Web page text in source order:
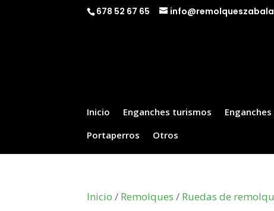
678 52 67 65
Inicio Enganches turismos
Portaperros
Otros
Inicio / Remolques / Ruedas de